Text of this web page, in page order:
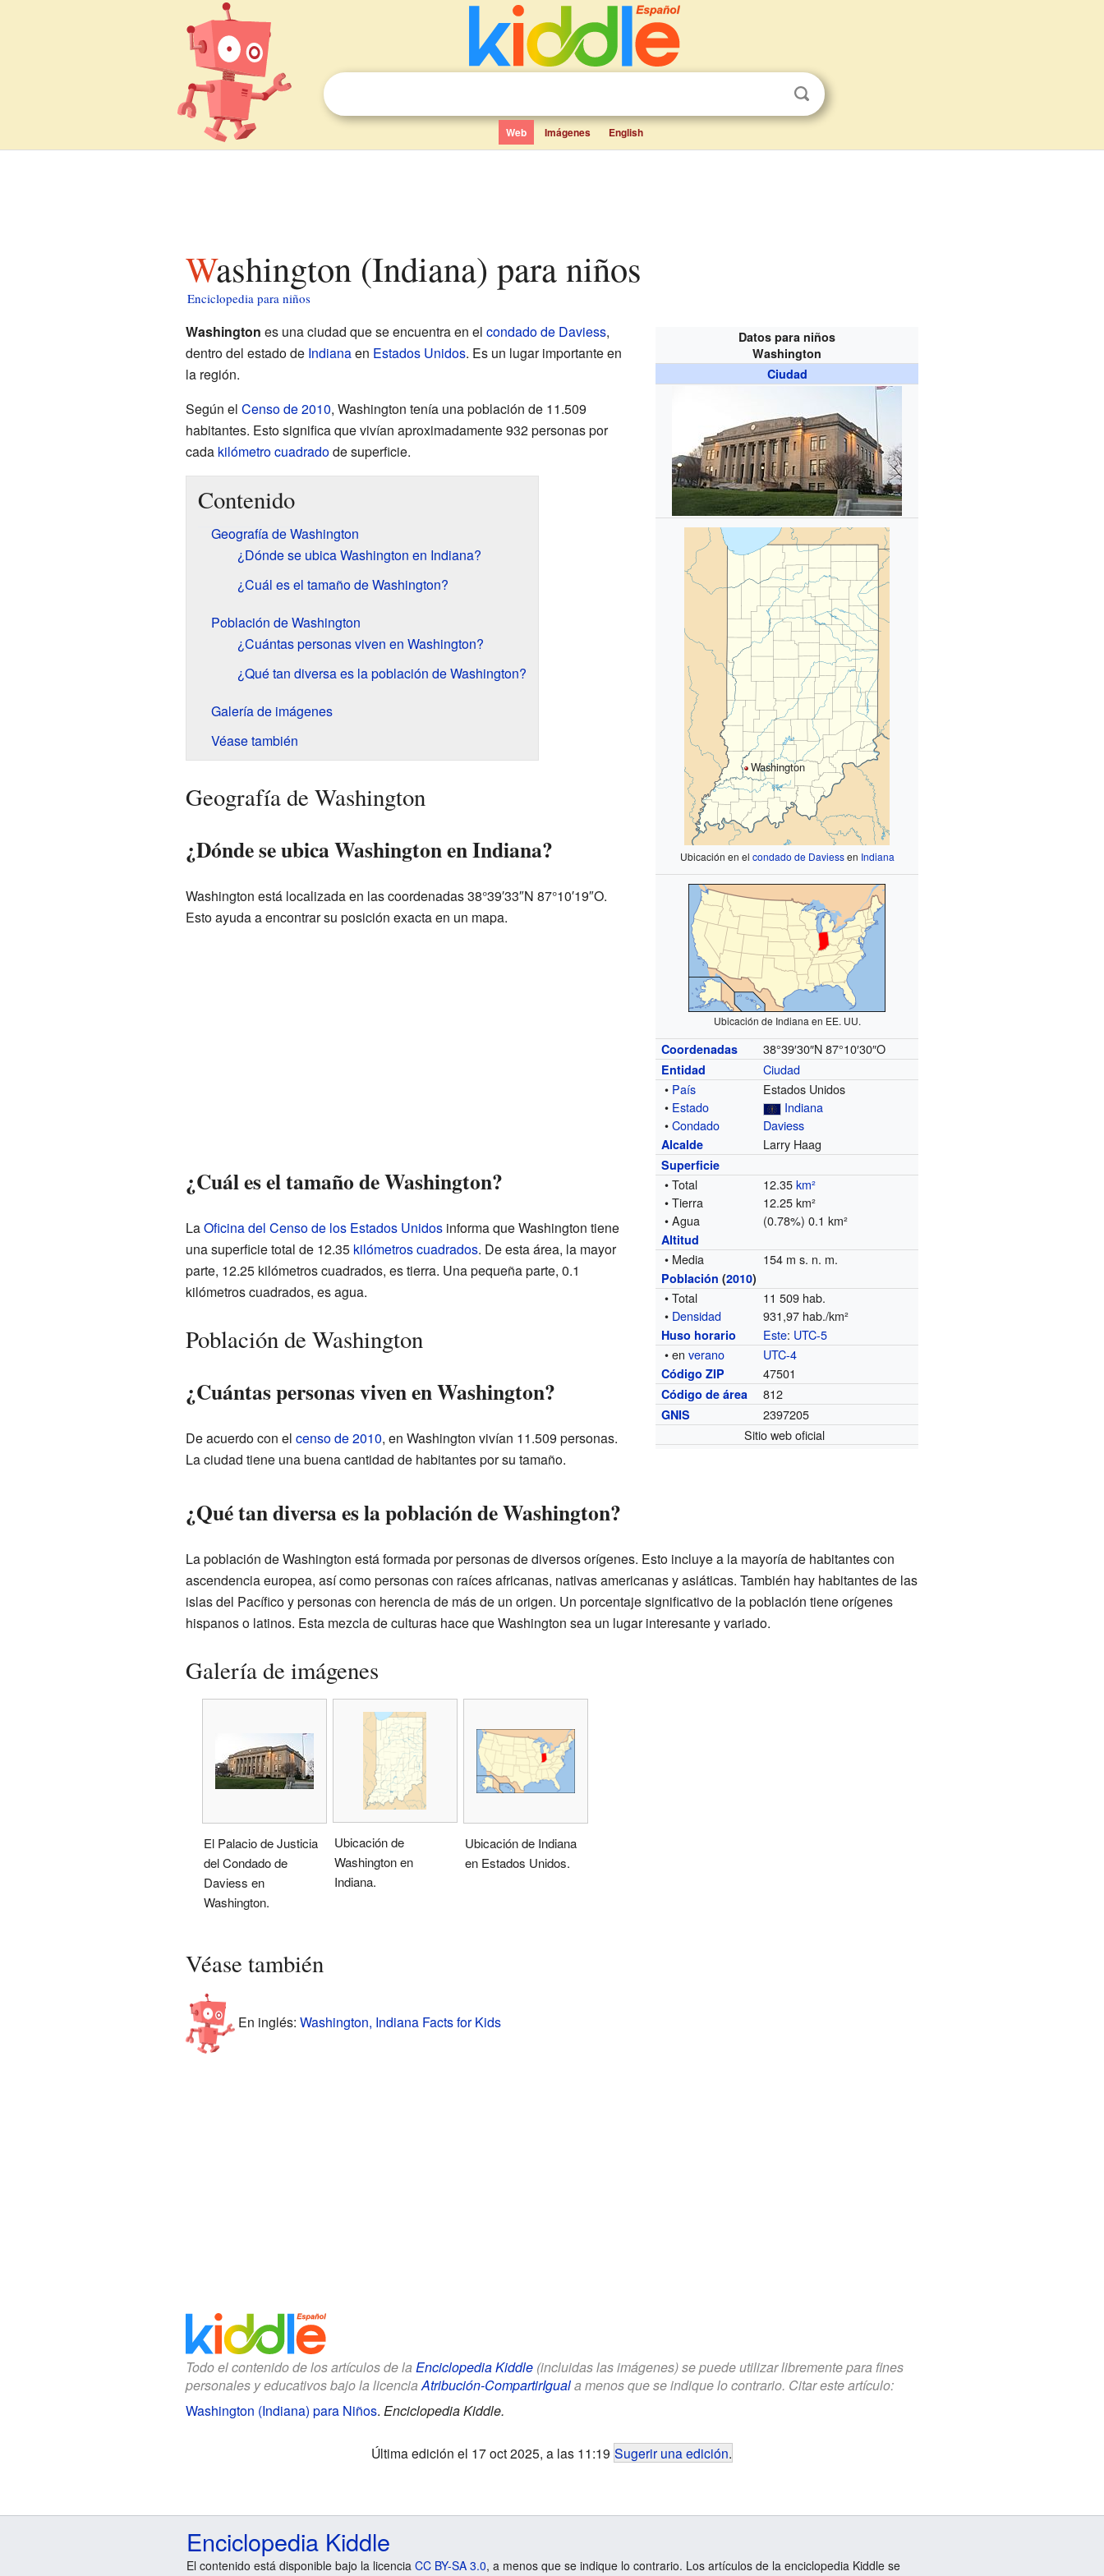
Web Imágenes English
Washington (Indiana) para niños
Enciclopedia para niños
Datos para niños
Washington
Ciudad
Washington
Ubicación en el condado de Daviessen Indiana
Ubicación de Indiana en EE. UU.
Coordenadas 38°39′30″N 87°10′30″O
Entidad
Ciudad
• País
Estados Unidos
• Estado
Indiana
•Condado Daviess
Alcalde Larry Haag
Superficie
• Total 12.35km²
• Tierra
12.25 km²
• Agua
(0.78%) 0.1 km²
Altitud
• Media 154 m s. n. m.
Población (2010)
• Total
11 509 hab.
• Densidad 931,97 hab./km²
Huso horario Este: UTC-5
• enverano UTC-4
Código ZIP 47501
Código de área 812
GNIS
2397205
Sitio web oficial
Washington es una ciudad que se encuentra en el condado de Daviess,
dentro del estado de Indianaen Estados Unidos. Es un lugar importante en
la región.
Según el Censo de 2010, Washington tenía una población de 11.509
habitantes. Esto significa que vivían aproximadamente 932 personas por
cada kilómetro cuadradode superficie.
Contenido
Geografía de Washington
¿Dónde se ubica Washington en Indiana?
¿Cuál es el tamaño de Washington?
Población de Washington
¿Cuántas personas viven en Washington?
¿Qué tan diversa es la población de Washington?
Galería de imágenes
Véase también
Geografía de Washington
¿Dónde se ubica Washington en Indiana?
Washington está localizada en las coordenadas 38°39′33″N 87°10′19″O.
Esto ayuda a encontrar su posición exacta en un mapa.
¿Cuál es el tamaño de Washington?
LaOficina del Censo de los Estados Unidosinforma que Washington tiene
una superficie total de 12.35 kilómetros cuadrados. De esta área, la mayor
parte, 12.25 kilómetros cuadrados, es tierra. Una pequeña parte, 0.1
kilómetros cuadrados, es agua.
Población de Washington
¿Cuántas personas viven en Washington?
De acuerdo con el censo de 2010, en Washington vivían 11.509 personas.
La ciudad tiene una buena cantidad de habitantes por su tamaño.
¿Qué tan diversa es la población de Washington?
La población de Washington está formada por personas de diversos orígenes. Esto incluye a la mayoría de habitantes con
ascendencia europea, así como personas con raíces africanas, nativas americanas y asiáticas. También hay habitantes de las
islas del Pacífico y personas con herencia de más de un origen. Un porcentaje significativo de la población tiene orígenes
hispanos o latinos. Esta mezcla de culturas hace que Washington sea un lugar interesante y variado.
Galería de imágenes
El Palacio de Justicia
del Condado de
Daviess en
Washington.
Ubicación de
Washington en
Indiana.
Ubicación de Indiana
en Estados Unidos.
Véase también
En inglés: Washington, Indiana Facts for Kids
Todo el contenido de los artículos de la Enciclopedia Kiddle(incluidas las imágenes) se puede utilizar libremente para fines
personales y educativos bajo la licencia Atribución-CompartirIguala menos que se indique lo contrario. Citar este artículo:
Washington (Indiana) para Niños. Enciclopedia Kiddle.
Última edición el 17 oct 2025, a las 11:19 Sugerir una edición.
Enciclopedia Kiddle
El contenido está disponible bajo la licencia CC BY-SA 3.0, a menos que se indique lo contrario. Los artículos de la enciclopedia Kiddle se